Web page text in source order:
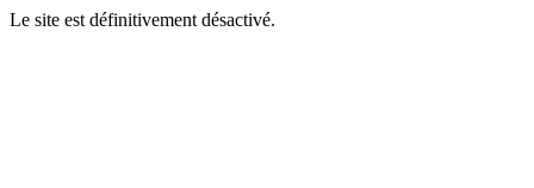
Le site est définitivement désactivé.